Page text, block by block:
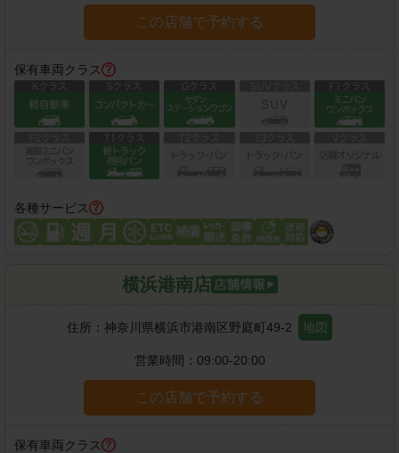
この店舗で予約する
保有車両クラス
各種サービス
横浜港南店
住所： 神奈川県横浜市港南区野庭町49-2 地図
営業時間： 09:00-20:00
この店舗で予約する
保有車両クラス